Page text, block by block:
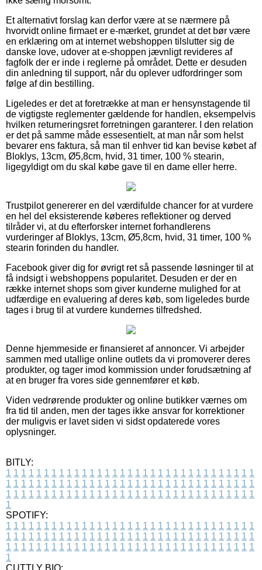
Et alternativt forslag kan derfor være at se nærmere på
hvorvidt online firmaet er e-mærket, grundet at det bør være
en erklæring om at internet webshoppen tilslutter sig de
danske love, udover at e-shoppen jævnligt revideres af
fagfolk der er inde i reglerne på området. Dette er desuden
din anledning til support, når du oplever udfordringer som
følge af din bestilling.
Ligeledes er det at foretrække at man er hensynstagende til
de vigtigste reglementer gældende for handlen, eksempelvis
hvilken returneringsret forretningen garanterer. I den relation
er det på samme måde essesentielt, at man når som helst
bevarer ens faktura, så man til enhver tid kan bevise købet af
Bloklys, 13cm, Ø5,8cm, hvid, 31 timer, 100 % stearin,
ligegyldigt om du skal købe gave til en dame eller herre.
Trustpilot genererer en del værdifulde chancer for at vurdere
en hel del eksisterende køberes reflektioner og derved
tilråder vi, at du efterforsker internet forhandlerens
vurderinger af Bloklys, 13cm, Ø5,8cm, hvid, 31 timer, 100 %
stearin forinden du handler.
Facebook giver dig for øvrigt ret så passende løsninger til at
få indsigt i webshoppens popularitet. Desuden er der en
række internet shops som giver kunderne mulighed for at
udfærdige en evaluering af deres køb, som ligeledes burde
tages i brug til at vurdere kundernes tilfredshed.
Denne hjemmeside er finansieret af annoncer. Vi arbejder
sammen med utallige online outlets da vi promoverer deres
produkter, og tager imod kommission under forudsætning af
at en bruger fra vores side gennemfører et køb.
Viden vedrørende produkter og online butikker værnes om
fra tid til anden, men der tages ikke ansvar for korrektioner
der muligvis er lavet siden vi sidst opdaterede vores
oplysninger.
BITLY:
1 1 1 1 1 1 1 1 1 1 1 1 1 1 1 1 1 1 1 1 1 1 1 1 1 1 1 1 1 1 1 1 1
1 1 1 1 1 1 1 1 1 1 1 1 1 1 1 1 1 1 1 1 1 1 1 1 1 1 1 1 1 1 1 1 1
1 1 1 1 1 1 1 1 1 1 1 1 1 1 1 1 1 1 1 1 1 1 1 1 1 1 1 1 1 1 1 1 1
1
SPOTIFY:
1 1 1 1 1 1 1 1 1 1 1 1 1 1 1 1 1 1 1 1 1 1 1 1 1 1 1 1 1 1 1 1 1
1 1 1 1 1 1 1 1 1 1 1 1 1 1 1 1 1 1 1 1 1 1 1 1 1 1 1 1 1 1 1 1 1
1 1 1 1 1 1 1 1 1 1 1 1 1 1 1 1 1 1 1 1 1 1 1 1 1 1 1 1 1 1 1 1 1
1
CUTTLY BIO: